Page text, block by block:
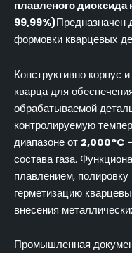
плавленого диоксида
99,99%)Предназначен
формовки кварцевых
Конструктивно корпус
кварца для
обрабатываемой
контролируемую
диапазоне от 2,000°C
состава газа.
плавлением,
герметизацию
внесения
Промышленная